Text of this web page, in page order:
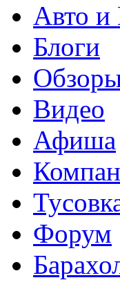
Авто и
Блоги
Видео
Афиша
Форум